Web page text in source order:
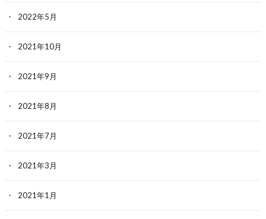
2022年5月
2021年10月
2021年9月
2021年8月
2021年7月
2021年3月
2021年1月